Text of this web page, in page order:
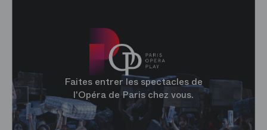
Faites entrer les spectacles de
l'Opéra de Paris chez vous.